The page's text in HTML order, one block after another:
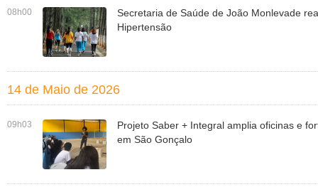
08h00
Secretaria de Saúde de João Monlevade
Hipertensão
14 de Maio de 2026
09h03
Projeto Saber + Integral amplia oficinas e
em São Gonçalo